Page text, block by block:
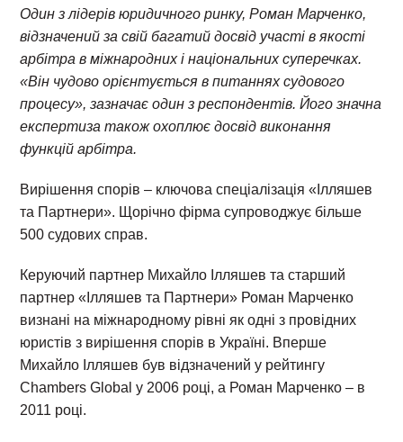
Один з лідерів юридичного ринку, Роман Марченко,
відзначений за свій багатий досвід участі в якості
арбітра в міжнародних і національних суперечках.
«Він чудово орієнтується в питаннях судового
процесу», зазначає один з респондентів. Його значна
експертиза також охоплює досвід виконання
функцій арбітра.
Вирішення спорів – ключова спеціалізація «Ілляшев
та Партнери». Щорічно фірма супроводжує більше
500 судових справ.
Керуючий партнер Михайло Ілляшев та старший
партнер «Ілляшев та Партнери» Роман Марченко
визнані на міжнародному рівні як одні з провідних
юристів з вирішення спорів в Україні. Вперше
Михайло Ілляшев був відзначений у рейтингу
Chambers Global у 2006 році, а Роман Марченко – в
2011 році.